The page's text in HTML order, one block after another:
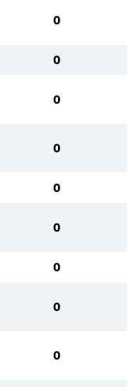
0
0
0
0
0
0
0
0
0